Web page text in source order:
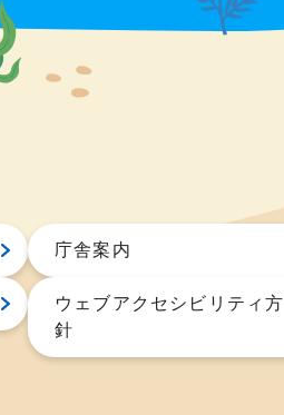
庁舎案内
ウェブアクセシビリティ方
針